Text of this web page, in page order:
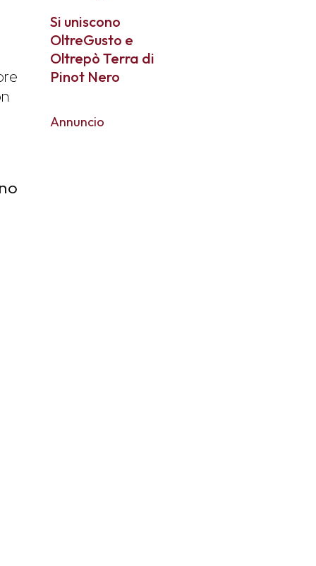
Si uniscono
OltreGusto e
Oltrepò Terra di
Pinot Nero
Annuncio